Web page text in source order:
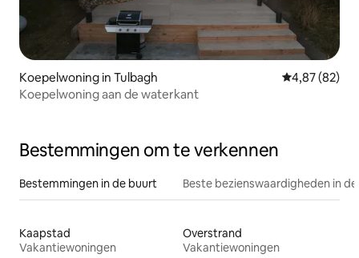
Koepelwoning in Tulbagh Gemiddelde
4,87 (82)
Koepelwoning aan de waterkant
Bestemmingen om te verkennen
Bestemmingen in de buurt Beste bezienswaardigheden in
Kaapstad
Vakantiewoningen
Overstrand
Vakantiewoningen